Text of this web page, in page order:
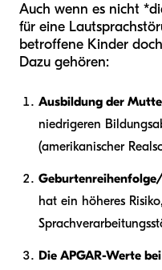
Auch wenn es nicht
für eine
betroffene Kinder
Dazu gehören:
Ausbildung der
niedrigeren
(amerikanischer
hat ein höheres
Die APGAR-Werte